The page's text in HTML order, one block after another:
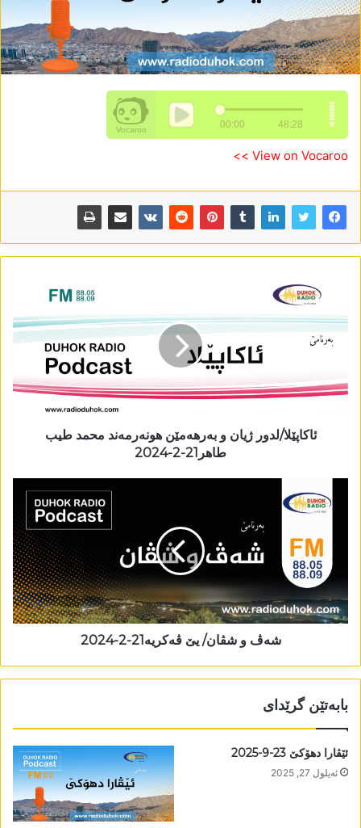
View on Vocaroo >>
ئاکاپێلا/لدور ژیان و بەرھەمێن ھونەرمەند محمد طيب
طاهر21-2-2024
شەڤ و شڤان/ یێ ڤەکریە21-2-2024
بابەتێن گرێدای
ئێڤارا دھۆکێ 23-9-2025
ئه‌یلول 27, 2025